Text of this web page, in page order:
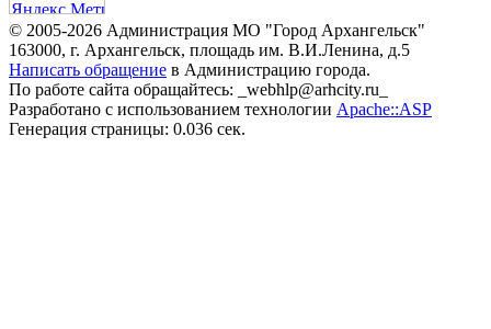
© 2005-2026 Администрация МО "Город Архангельск"
163000, г. Архангельск, площадь им. В.И.Ленина, д.5
Написать обращение в Администрацию города.
По работе сайта обращайтесь: _webhlp@arhcity.ru_
Разработано с использованием технологии Apache::ASP
Генерация страницы: 0.036 сек.